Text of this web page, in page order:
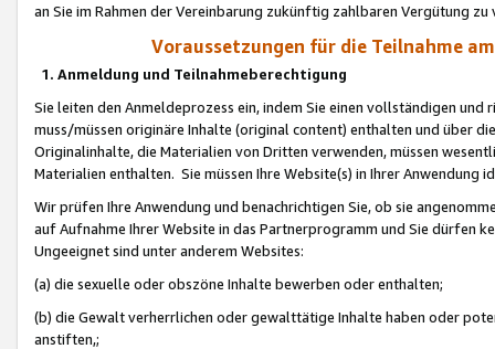
an Sie im Rahmen der Vereinbarung zukünftig zahlbaren Vergütung zu
Voraussetzungen für die Teilnahme
1. Anmeldung und Teilnahmeberechtigung
Sie leiten den Anmeldeprozess ein, indem Sie einen vollständigen
muss/müssen originäre Inhalte (original content) enthalten und über
Originalinhalte, die Materialien von Dritten verwenden, müssen
Materialien enthalten. Sie müssen Ihre Website(s) in Ihrer Anwendung
Wir prüfen Ihre Anwendung und benachrichtigen Sie, ob sie
auf Aufnahme Ihrer Website in das Partnerprogramm und Sie dürfen
Ungeeignet sind unter anderem Websites:
(a) die sexuelle oder obszöne Inhalte bewerben oder enthalten;
(b) die Gewalt verherrlichen oder gewalttätige Inhalte haben oder
anstiften,;